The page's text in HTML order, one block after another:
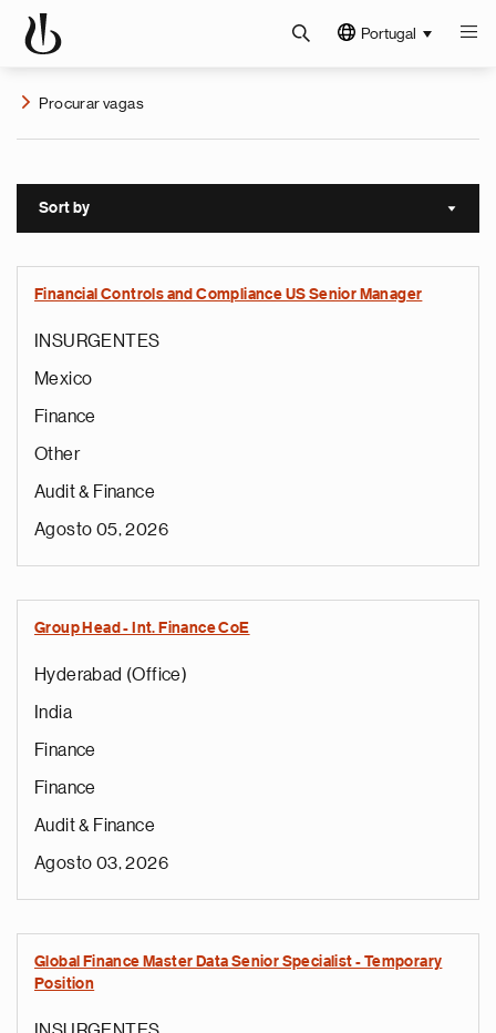
Portugal
Procurar vagas
Sort by Sort
Financial Controls and Compliance US Senior Manager
INSURGENTES
Mexico
Finance
Other
Audit & Finance
Agosto 05, 2026
Group Head - Int. Finance CoE
Hyderabad (Office)
India
Finance
Finance
Audit & Finance
Agosto 03, 2026
Global Finance Master Data Senior Specialist - Temporary
Position